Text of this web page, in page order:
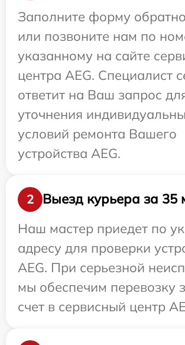
Заполните форму
или позвоните нам по
указанному на сайте
центра AEG. Специалист
ответит на Ваш запрос
уточнения
условий ремонта Вашего
устройства AEG.
2
Выезд курьера за 35
Наш мастер приедет по
адресу для проверки
AEG. При серьезной
мы обеспечим перевозку
счет в сервисный центр